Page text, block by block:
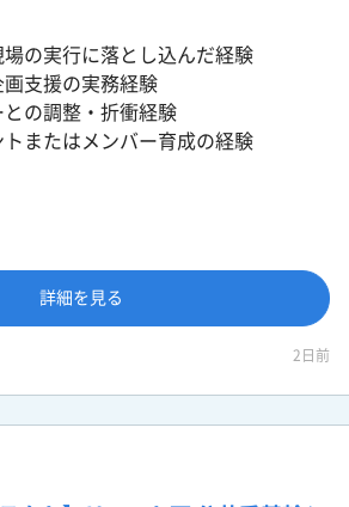
場の実行に落とし込んだ経験
画支援の実務経験
との調整・折衝経験
トまたはメンバー育成の経験
詳細を見る
2日前